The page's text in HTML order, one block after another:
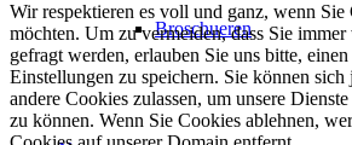
Broschueren
Wir respektieren es voll und ganz, wenn Sie
möchten. Um zu vermeiden, dass Sie
gefragt werden, erlauben Sie uns bitte,
Einstellungen zu speichern. Sie können sich
andere Cookies zulassen, um unsere
zu können. Wenn Sie Cookies ablehnen,